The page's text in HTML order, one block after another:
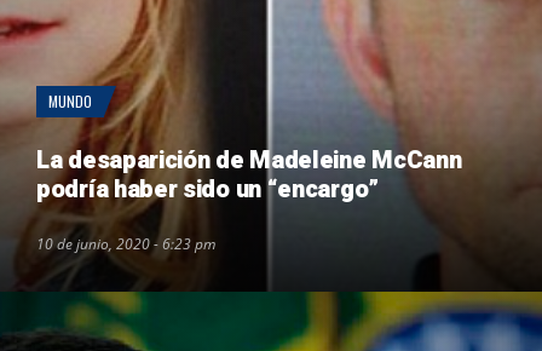
MUNDO
La desaparición de Madeleine McCann
podría haber sido un “encargo”
10 de junio, 2020 - 6:23 pm